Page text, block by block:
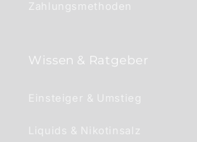
Zahlungsmethoden
Wissen & Ratgeber
Einsteiger & Umstieg
Liquids & Nikotinsalz